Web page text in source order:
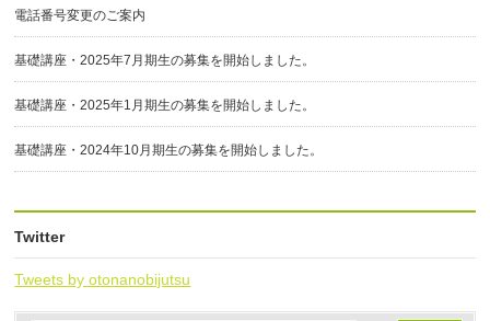
電話番号変更のご案内
基礎講座・2025年7月期生の募集を開始しました。
基礎講座・2025年1月期生の募集を開始しました。
基礎講座・2024年10月期生の募集を開始しました。
Twitter
Tweets by otonanobijutsu